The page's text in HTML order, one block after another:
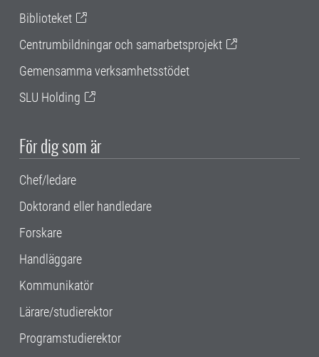
Biblioteket
Centrumbildningar och samarbetsprojekt
Gemensamma verksamhetsstödet
SLU Holding
För dig som är
Chef/ledare
Doktorand eller handledare
Forskare
Handläggare
Kommunikatör
Lärare/studierektor
Programstudierektor